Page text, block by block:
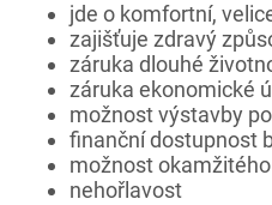
jde o komfortní,
zajišťuje zdravý
záruka dlouhé
záruka ekonomické
možnost výstavby
finanční dostupnost
možnost
nehořlavost